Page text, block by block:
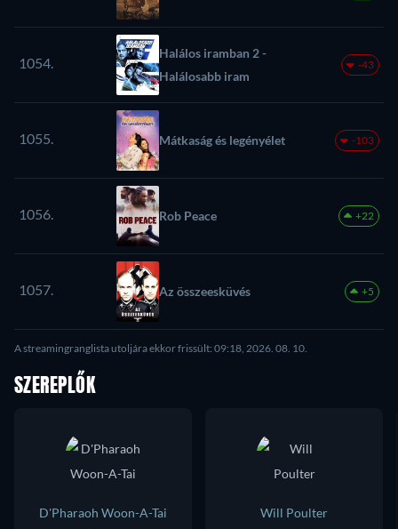
1054.
Halálos iramban 2 -
Halálosabb iram
-43
1055. Mátkaság és legényélet -103
1056. Rob Peace +22
1057. Az összeesküvés +5
A streamingranglista utoljára ekkor frissült: 09:18, 2026. 08. 10.
SZEREPLŐK
D'Pharaoh Woon-A-Tai
Will Poulter